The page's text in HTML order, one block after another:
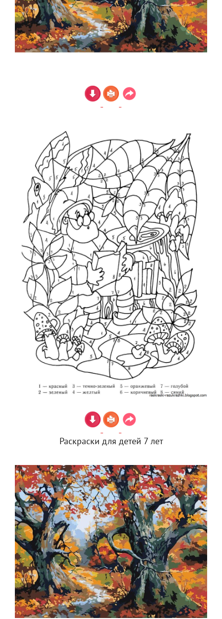
Раскраски для детей 7 лет